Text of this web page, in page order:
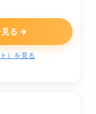
見る →
）を見る